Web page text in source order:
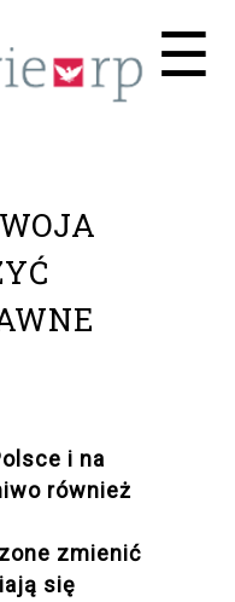
☰
i na
również
zmienić
się